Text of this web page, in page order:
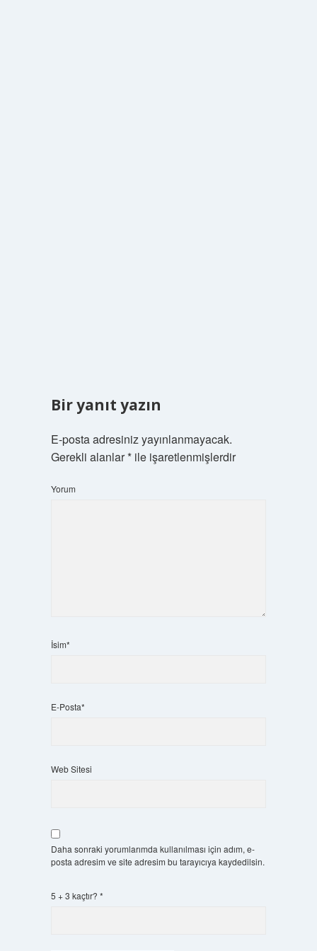
Bir yanıt yazın
E-posta adresiniz yayınlanmayacak.
Gerekli alanlar*ile işaretlenmişlerdir
Yorum
İsim*
E-Posta*
Web Sitesi
Daha sonraki yorumlarımda kullanılması için adım, e-
posta adresim ve site adresim bu tarayıcıya kaydedilsin.
5 + 3 kaçtır? *